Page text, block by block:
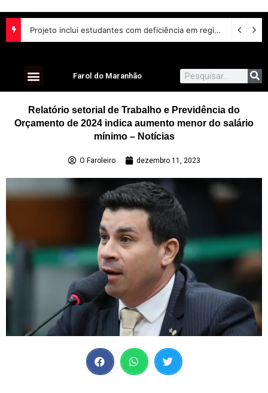
Projeto inclui estudantes com deficiência em regime escolar especial
Farol do Maranhão
Relatório setorial de Trabalho e Previdência do
Orçamento de 2024 indica aumento menor do salário
mínimo – Notícias
O Faroleiro dezembro 11, 2023